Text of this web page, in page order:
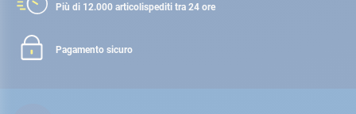
Più di 12.000 articolispediti tra 24 ore
Pagamento sicuro